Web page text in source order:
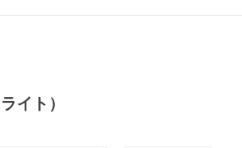
イト）